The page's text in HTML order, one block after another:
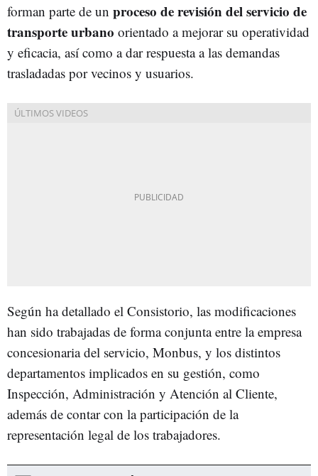
forman parte de un proceso de revisión del servicio de
transporte urbano orientado a mejorar su operatividad
y eficacia, así como a dar respuesta a las demandas
trasladadas por vecinos y usuarios.
Según ha detallado el Consistorio, las modificaciones
han sido trabajadas de forma conjunta entre la empresa
concesionaria del servicio, Monbus, y los distintos
departamentos implicados en su gestión, como
Inspección, Administración y Atención al Cliente,
además de contar con la participación de la
representación legal de los trabajadores.